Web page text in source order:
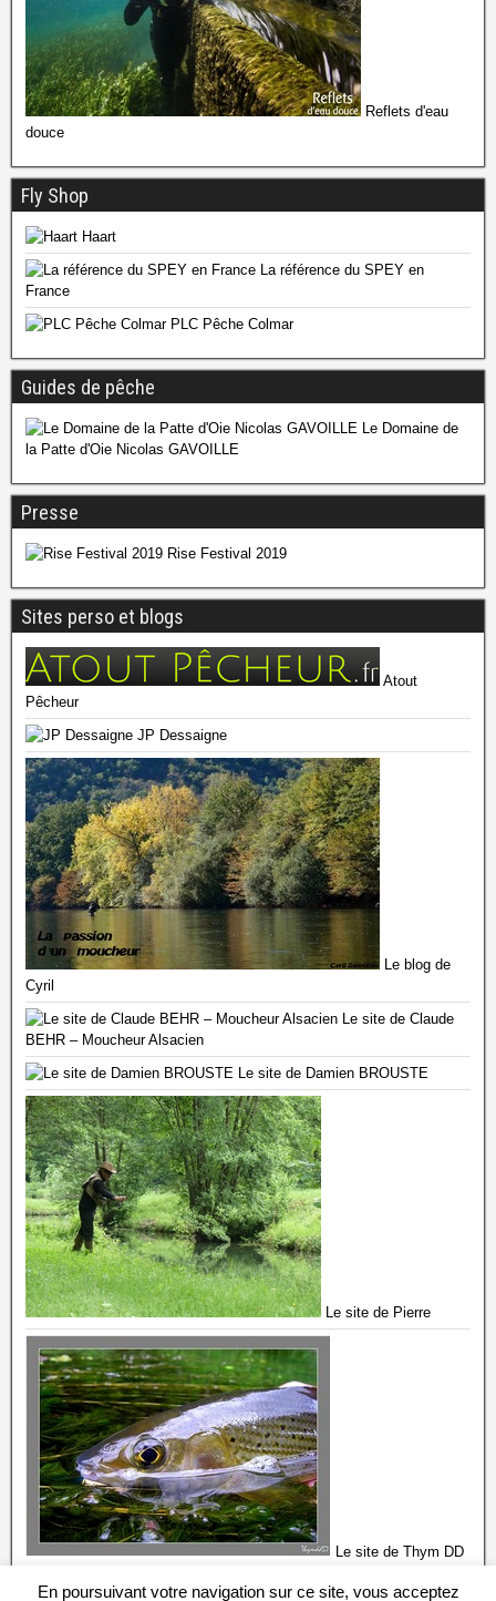
Reflets d'eau
douce
Fly Shop
Haart
La référence du SPEY en
France
PLC Pêche Colmar
Guides de pêche
Le Domaine de
la Patte d'Oie Nicolas GAVOILLE
Presse
Rise Festival 2019
Sites perso et blogs
Atout
Pêcheur
JP Dessaigne
Le blog de
Cyril
Le site de Claude
BEHR – Moucheur Alsacien
Le site de Damien BROUSTE
Le site de Pierre
Le site de Thym DD
En poursuivant votre navigation sur ce site, vous acceptez